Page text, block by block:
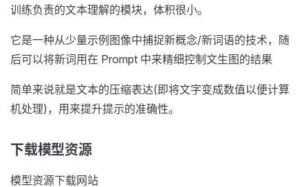
训练负责的文本理解的模块，体积很小。
它是一种从少量示例图像中捕捉新概念/新词语的技术，随
后可以将新词用在 Prompt 中来精细控制文生图的结果
简单来说就是文本的压缩表达(即将文字变成数值以便计算
机处理)，用来提升提示的准确性。
下载模型资源
模型资源下载网站